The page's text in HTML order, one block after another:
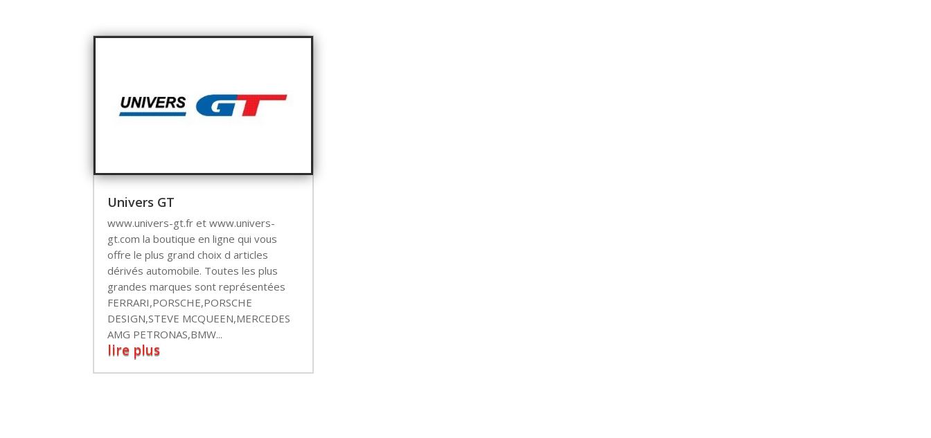
Univers GT
www.univers-gt.fr et www.univers-
gt.com la boutique en ligne qui vous
offre le plus grand choix d articles
dérivés automobile. Toutes les plus
grandes marques sont représentées
FERRARI,PORSCHE,PORSCHE
DESIGN,STEVE MCQUEEN,MERCEDES
AMG PETRONAS,BMW...
lire plus